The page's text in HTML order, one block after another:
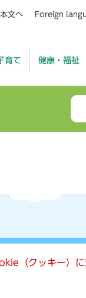
本文へ Foreign
育て 健康・福祉
（クッキー）